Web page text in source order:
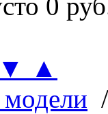
▼
▲